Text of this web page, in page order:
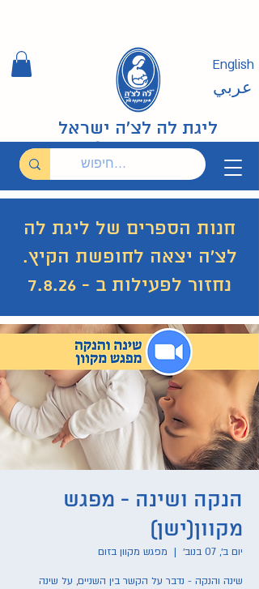
ליגת לה לצ'ה ישראל
English
عربي
חנות הספרים של ליגת לה
לצ'ה יצאה לחופשת הקיץ.
נחזור לפעילות ב - 7.8.26
הנקה ושינה - מפגש
מקוון(ישן)
יום ב׳, 07 בנוב׳
  |
מפגש מקוון בזום
שינה והנקה - נדבר על הקשר בין השניים, על שינה